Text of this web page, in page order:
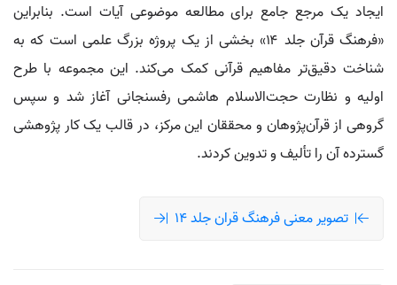
ایجاد یک مرجع جامع برای مطالعه موضوعی آیات است. بنابراین
«فرهنگ قرآن جلد ۱۴» بخشی از یک پروژه بزرگ علمی است که به
شناخت دقیق‌تر مفاهیم قرآنی کمک می‌کند. این مجموعه با طرح
اولیه و نظارت حجت‌الاسلام هاشمی رفسنجانی آغاز شد و سپس
گروهی از قرآن‌پژوهان و محققان این مرکز، در قالب یک کار پژوهشی
گسترده آن را تألیف و تدوین کردند.
تصویر معنی فرهنگ قران جلد 14